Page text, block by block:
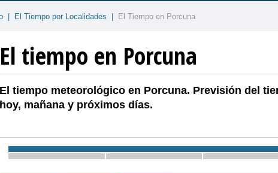
El Tiempo por Localidades El Tiempo en Porcuna
El tiempo en Porcuna
El tiempo meteorológico en Porcuna. Previsión del
hoy, mañana y próximos días.